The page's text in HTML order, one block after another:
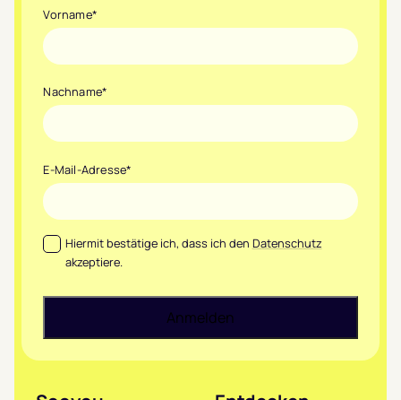
Vorname*
Nachname*
E-Mail-Adresse*
Datenschutz*
Hiermit bestätige ich, dass ich den Datenschutz
akzeptiere.